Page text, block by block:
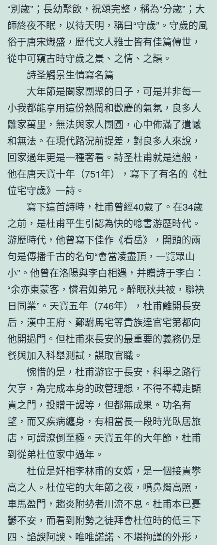
“別歲”；長幼聚飲，祝頌完整，稱為“分歲”；大
師終夜不眠，以待天明，稱曰“守歲”。守歲的風
俗于唐宋熾盛，歷代文人雅士皆有佳篇傳世，
從中可窺古時守歲之景、之情、之韻。
詩圣觸景生情寫名篇
大年節是闔家團聚的日子，可是并非每一
小我都能享用這份熱鬧和歡慶的氣氛，良多人
離家萬里，無法與家人團圓，心中佈滿了遺憾
和無法。在現代路況前提差，對良多人來說，
回家過年更是一種奢看。詩圣杜甫就是這般，
他在唐天寶十年（751年），寫下了有名的《杜
位宅守歲》一詩。
寫下這首詩時，杜甫曾經40歲了。在34歲
之前，是杜甫平生引認為快的唸書游歷時代。
游歷時代，他曾寫下佳作《看岳》，開頭的兩
句是傳播千古的名句“會當凌盡頂，一覽眾山
小”。他曾在洛陽與李白相遇，并贈詩于李白：
“余亦東蒙客，憐君如弟兄。醉眠秋共被，聯袂
日同業”。天寶五年（746年），杜甫離開長安
后，漢中王府、鄭駙馬宅等貴族達官宅第都向
他開過門。但杜甫來長安的最重要的義務仍是
餐與加入科舉測試，謀取官職。
惋惜的是，杜甫游宦于長安，科舉之路行
欠亨，為完成本身的政管理想，不得不轉走顯
貴之門，投贈干謁等，但都無成果。功名有
望，而又疾病纏身，有相當長一段時光臥居旅
店，可謂潦倒至極。天寶五年的大年節，杜甫
到從弟杜位家中過年。
杜位是奸相李林甫的女婿，是一個接貴攀
高之人。杜位宅的大年節之夜，噴鼻燭高照，
車馬盈門，趨炎附勢者川流不息。杜甫本已憂
鬱不安，而看到附勢之徒拜會杜位時的低三下
四、諂諛阿諛、唯唯諾諾、不堪拘謹的外形，